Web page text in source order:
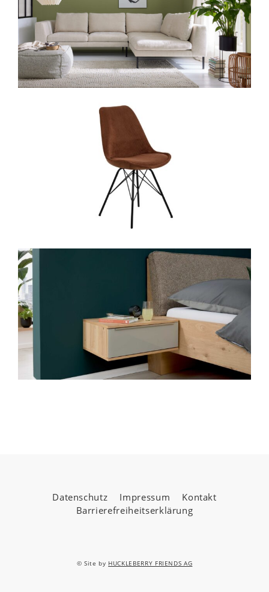
Datenschutz Impressum
Kontakt
Barrierefreiheitserklärung
© Site by HUCKLEBERRY FRIENDS AG